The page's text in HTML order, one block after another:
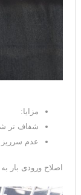
مزایا:
شفاف تر
عدم سرریز
اصلاح ورودی بار به